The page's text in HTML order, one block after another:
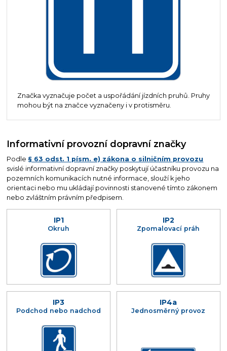
Značka vyznačuje počet a uspořádání jízdních pruhů. Pruhy
mohou být na značce vyznačeny i v protisměru.
Informativní provozní dopravní značky
Podle § 63 odst. 1 písm. e) zákona o silničním provozu
svislé informativní dopravní značky poskytují účastníku provozu na
pozemních komunikacích nutné informace, slouží k jeho
orientaci nebo mu ukládají povinnosti stanovené tímto zákonem
nebo zvláštním právním předpisem.
IP1
Okruh
IP2
Zpomalovací práh
IP3
Podchod nebo nadchod
IP4a
Jednosměrný provoz